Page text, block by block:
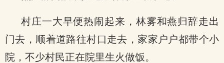
村庄一大早便热闹起来，林雾和燕归辞走出
门去，顺着道路往村口走去，家家户户都带个小
院，不少村民正在院里生火做饭。